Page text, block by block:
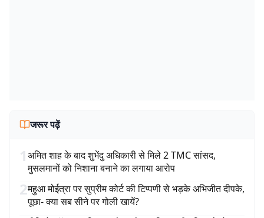
जरूर पढ़ें
1अमित शाह के बाद शुभेंदु अधिकारी से मिले 2 TMC सांसद,
मुसलमानों को निशाना बनाने का लगाया आरोप
2महुआ मोईत्रा पर सुप्रीम कोर्ट की टिप्पणी से भड़के अभिजीत दीपके,
पूछा- क्या सब सीने पर गोली खायें?